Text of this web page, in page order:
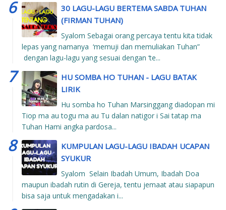
30 LAGU-LAGU BERTEMA SABDA TUHAN
(FIRMAN TUHAN)
Syalom Sebagai orang percaya tentu kita tidak
lepas yang namanya ‘memuji dan memuliakan Tuhan”
dengan lagu-lagu yang sesuai dengan ‘te...
HU SOMBA HO TUHAN - LAGU BATAK
LIRIK
Hu somba ho Tuhan Marsinggang diadopan mi
Tiop ma au togu ma au Tu dalan natigor i Sai tatap ma
Tuhan Hami angka pardosa...
KUMPULAN LAGU-LAGU IBADAH UCAPAN
SYUKUR
Syalom Selain Ibadah Umum, Ibadah Doa
maupun ibadah rutin di Gereja, tentu jemaat atau siapapun
bisa saja untuk mengadakan i...